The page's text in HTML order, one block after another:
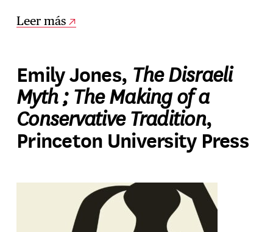
Leer más
Emily Jones, The Disraeli
Myth ; The Making of a
Conservative Tradition,
Princeton University Press